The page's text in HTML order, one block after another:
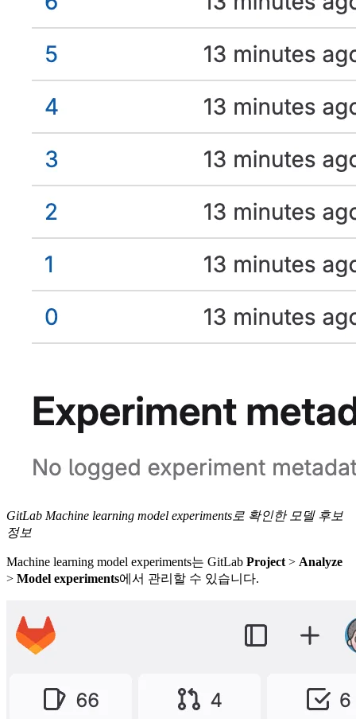
GitLab Machine learning model experiments로 확인한 모델 후보
정보
Machine learning model experiments는 GitLab Project > Analyze
> Model experiments에서 관리할 수 있습니다.